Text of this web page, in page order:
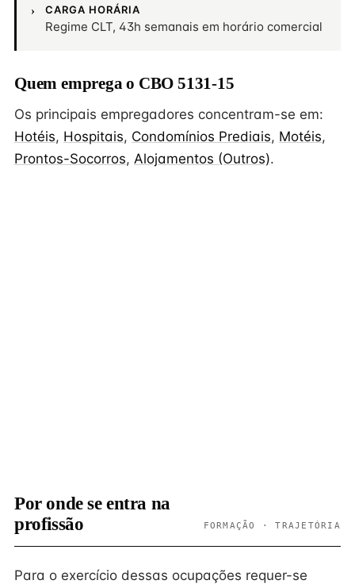
CARGA HORÁRIA
Regime CLT, 43h semanais em horário comercial
Quem emprega o CBO 5131-15
Os principais empregadores concentram-se em:
Hotéis, Hospitais, Condomínios Prediais, Motéis,
Prontos-Socorros, Alojamentos (Outros).
Por onde se entra na
profissão
FORMAÇÃO · TRAJETÓRIA
Para o exercício dessas ocupações requer-se